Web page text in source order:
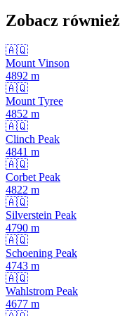
Zobacz również
🇦🇶
Mount Vinson
4892 m
🇦🇶
Mount Tyree
4852 m
🇦🇶
Clinch Peak
4841 m
🇦🇶
Corbet Peak
4822 m
🇦🇶
Silverstein Peak
4790 m
🇦🇶
Schoening Peak
4743 m
🇦🇶
Wahlstrom Peak
4677 m